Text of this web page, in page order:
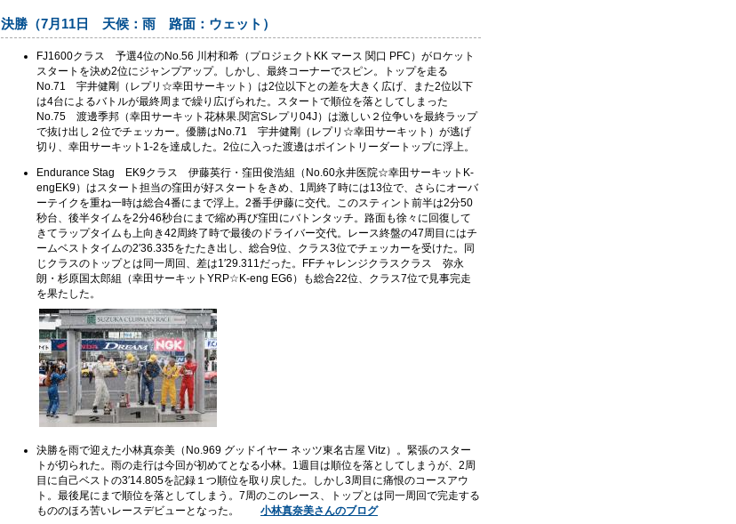
決勝（7月11日 天候：雨 路面：ウェット）
FJ1600クラス 予選4位のNo.56 川村和希（プロジェクトKK マース 関口 PFC）がロケット
スタートを決め2位にジャンプアップ。しかし、最終コーナーでスピン。トップを走る
No.71 宇井健剛（レプリ☆幸田サーキット）は2位以下との差を大きく広げ、また2位以下
は4台によるバトルが最終周まで繰り広げられた。スタートで順位を落としてしまった
No.75 渡邊季邦（幸田サーキット花林果.関宮Sレプリ04J）は激しい２位争いを最終ラップ
で抜け出し２位でチェッカー。優勝はNo.71 宇井健剛（レプリ☆幸田サーキット）が逃げ
切り、幸田サーキット1-2を達成した。2位に入った渡邊はポイントリーダートップに浮上。
Endurance Stag EK9クラス 伊藤英行・窪田俊浩組（No.60永井医院☆幸田サーキットK-
engEK9）はスタート担当の窪田が好スタートをきめ、1周終了時には13位で、さらにオーバ
ーテイクを重ね一時は総合4番にまで浮上。2番手伊藤に交代。このスティント前半は2分50
秒台、後半タイムを2分46秒台にまで縮め再び窪田にバトンタッチ。路面も徐々に回復して
きてラップタイムも上向き42周終了時で最後のドライバー交代。レース終盤の47周目にはチ
ームベストタイムの2′36.335をたたき出し、総合9位、クラス3位でチェッカーを受けた。同
じクラスのトップとは同一周回、差は1′29.311だった。FFチャレンジクラスクラス 弥永
朗・杉原国太郎組（幸田サーキットYRP☆K-eng EG6）も総合22位、クラス7位で見事完走
を果たした。
決勝を雨で迎えた小林真奈美（No.969 グッドイヤー ネッツ東名古屋 Vitz）。緊張のスター
トが切られた。雨の走行は今回が初めてとなる小林。1週目は順位を落としてしまうが、2周
目に自己ベストの3′14.805を記録１つ順位を取り戻した。しかし3周目に痛恨のコースアウ
ト。最後尾にまで順位を落としてしまう。7周のこのレース、トップとは同一周回で完走する
もののほろ苦いレースデビューとなった。 小林真奈美さんのブログ